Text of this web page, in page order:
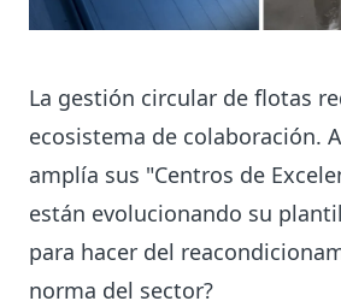
La gestión circular de flotas
ecosistema de colaboración.
amplía sus "Centros de
están evolucionando su
para hacer del
norma del sector?